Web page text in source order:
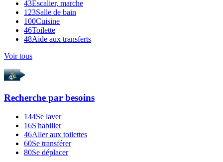
43Escalier, marche
123Salle de bain
100Cuisine
46Toilette
48Aide aux transferts
Voir tous
Recherche par besoins
144Se laver
16S'habiller
46Aller aux toilettes
60Se transférer
80Se déplacer